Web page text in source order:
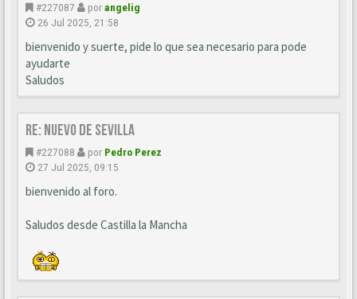
#227087 porangelig
26 Jul 2025, 21:58
bienvenido y suerte, pide lo que sea necesario para pode
ayudarte
Saludos
Re: Nuevo de Sevilla
#227088 por Pedro Perez
27 Jul 2025, 09:15
bienvenido al foro.
Saludos desde Castilla la Mancha